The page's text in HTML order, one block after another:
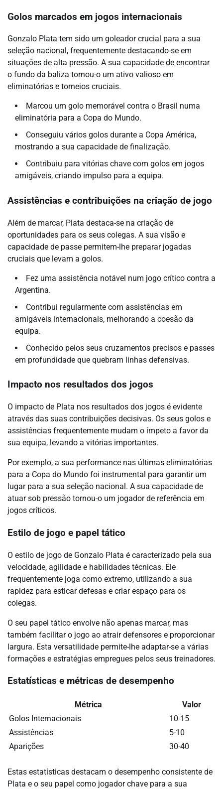
Golos marcados em jogos internacionais
Gonzalo Plata tem sido um goleador crucial para a sua
seleção nacional, frequentemente destacando-se em
situações de alta pressão. A sua capacidade de encontrar
o fundo da baliza tornou-o um ativo valioso em
eliminatórias e torneios cruciais.
Marcou um golo memorável contra o Brasil numa
eliminatória para a Copa do Mundo.
Conseguiu vários golos durante a Copa América,
mostrando a sua capacidade de finalização.
Contribuiu para vitórias chave com golos em jogos
amigáveis, criando impulso para a equipa.
Assistências e contribuições na criação de jogo
Além de marcar, Plata destaca-se na criação de
oportunidades para os seus colegas. A sua visão e
capacidade de passe permitem-lhe preparar jogadas
cruciais que levam a golos.
Fez uma assistência notável num jogo crítico contra a
Argentina.
Contribui regularmente com assistências em
amigáveis internacionais, melhorando a coesão da
equipa.
Conhecido pelos seus cruzamentos precisos e passes
em profundidade que quebram linhas defensivas.
Impacto nos resultados dos jogos
O impacto de Plata nos resultados dos jogos é evidente
através das suas contribuições decisivas. Os seus golos e
assistências frequentemente mudam o ímpeto a favor da
sua equipa, levando a vitórias importantes.
Por exemplo, a sua performance nas últimas eliminatórias
para a Copa do Mundo foi instrumental para garantir um
lugar para a sua seleção nacional. A sua capacidade de
atuar sob pressão tornou-o um jogador de referência em
jogos críticos.
Estilo de jogo e papel tático
O estilo de jogo de Gonzalo Plata é caracterizado pela sua
velocidade, agilidade e habilidades técnicas. Ele
frequentemente joga como extremo, utilizando a sua
rapidez para esticar defesas e criar espaço para os
colegas.
O seu papel tático envolve não apenas marcar, mas
também facilitar o jogo ao atrair defensores e proporcionar
largura. Esta versatilidade permite-lhe adaptar-se a várias
formações e estratégias empregues pelos seus treinadores.
Estatísticas e métricas de desempenho
Métrica
Valor
Golos Internacionais
10-15
Assistências
5-10
Aparições
30-40
Estas estatísticas destacam o desempenho consistente de
Plata e o seu papel como jogador chave para a sua